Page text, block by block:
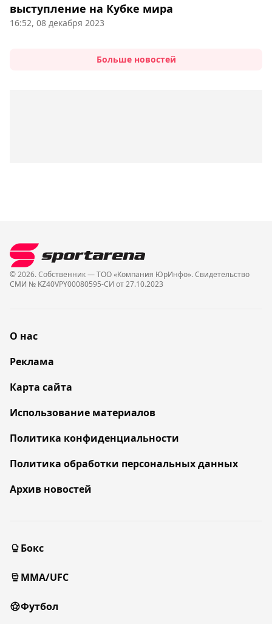
выступление на Кубке мира
16:52, 08 декабря 2023
Больше новостей
© 2026. Собственник — ТОО «Компания ЮрИнфо». Cвидетельство
СМИ № KZ40VPY00080595-СИ от 27.10.2023
О нас
Реклама
Карта сайта
Использование материалов
Политика конфиденциальности
Политика обработки персональных данных
Архив новостей
Бокс
MMA/UFC
Футбол